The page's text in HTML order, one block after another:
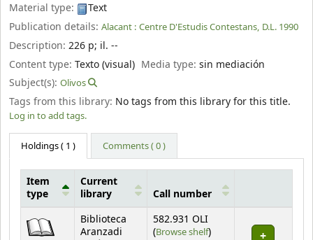
Material type:
Text
Publication details: Alacant : Centre D'Estudis Contestans, D.L. 1990
Description: 226 p; il. --
Content type: Texto (visual) Media type:sin mediación
Subject(s): Olivos
Tags from this library: No tags from this library for this title.
Log in to add tags.
Holdings( 1 ) Comments ( 0 )
Holdings
Item
type
Current
library
Call number
Biblioteca
Aranzadi
582.931 OLI
(Browse shelf(Opens below)
)